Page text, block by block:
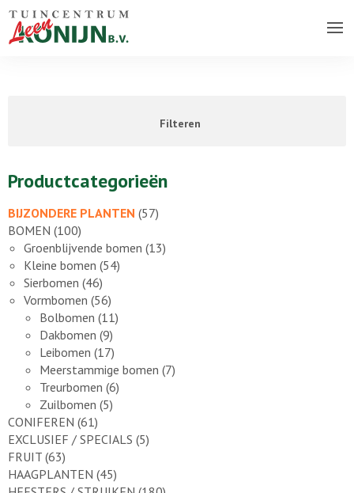
Filteren
Productcategorieën
BIJZONDERE PLANTEN (57)
BOMEN (100)
Groenblijvende bomen (13)
Kleine bomen (54)
Sierbomen (46)
Vormbomen (56)
Bolbomen (11)
Dakbomen (9)
Leibomen (17)
Meerstammige bomen (7)
Treurbomen (6)
Zuilbomen (5)
CONIFEREN (61)
EXCLUSIEF / SPECIALS (5)
FRUIT (63)
HAAGPLANTEN (45)